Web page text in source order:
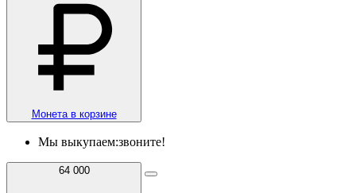
Монета в корзине
Мы выкупаем:звоните!
64 000